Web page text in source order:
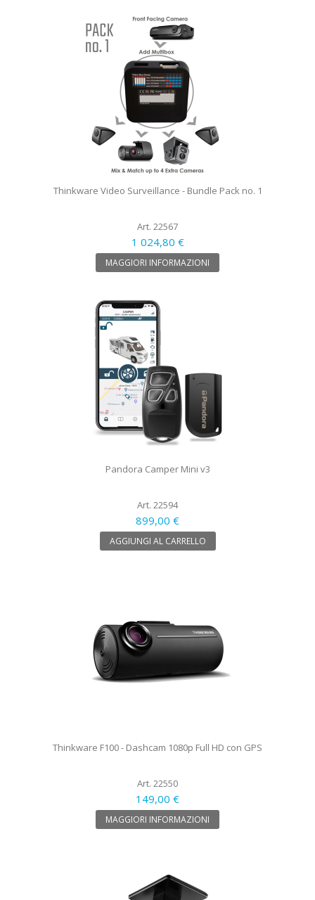
Thinkware Video Surveillance - Bundle Pack no. 1
Art. 22567
1 024,80 €
MAGGIORI INFORMAZIONI
Pandora Camper Mini v3
Art. 22594
899,00 €
AGGIUNGI AL CARRELLO
Thinkware F100 - Dashcam 1080p Full HD con GPS
Art. 22550
149,00 €
MAGGIORI INFORMAZIONI